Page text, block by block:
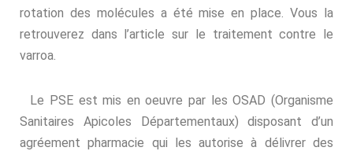
rotation des molécules a été mise en place. Vous la
retrouverez dans l’article sur le traitement contre le
varroa.
Le PSE est mis en oeuvre par les OSAD (Organisme
Sanitaires Apicoles Départementaux) disposant d’un
agréement pharmacie qui les autorise à délivrer des